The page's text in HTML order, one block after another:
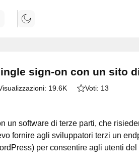
sign-on con un sito
19.6K Voti: 13
un software di terze parti, che
fornire agli sviluppatori terzi un
per consentire agli utenti